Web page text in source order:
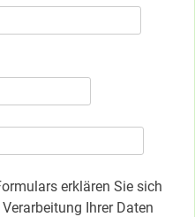
erklären Sie sich
Ihrer Daten